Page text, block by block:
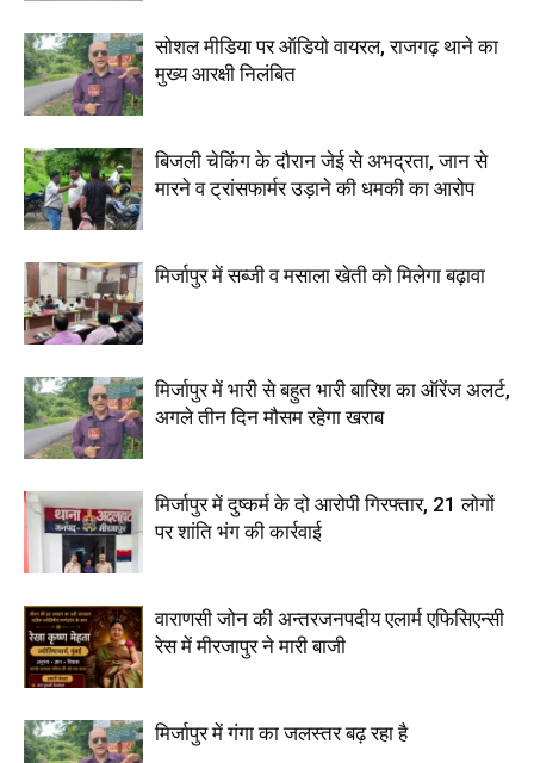
सोशल मीडिया पर ऑडियो वायरल, राजगढ़ थाने का
मुख्य आरक्षी निलंबित
बिजली चेकिंग के दौरान जेई से अभद्रता, जान से
मारने व ट्रांसफार्मर उड़ाने की धमकी का आरोप
मिर्जापुर में सब्जी व मसाला खेती को मिलेगा बढ़ावा
मिर्जापुर में भारी से बहुत भारी बारिश का ऑरेंज अलर्ट,
अगले तीन दिन मौसम रहेगा खराब
मिर्जापुर में दुष्कर्म के दो आरोपी गिरफ्तार, 21 लोगों
पर शांति भंग की कार्रवाई
वाराणसी जोन की अन्तरजनपदीय एलार्म एफिसिएन्सी
रेस में मीरजापुर ने मारी बाजी
मिर्जापुर में गंगा का जलस्तर बढ़ रहा है